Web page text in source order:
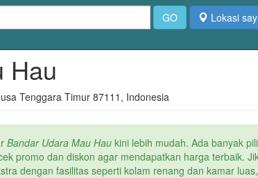
GO Lokasi
Hau
Tenggara Timur 87111, Indonesia
Bandar Udara Mau Hau kini lebih mudah. Ada banyak
promo dan diskon agar mendapatkan harga terbaik.
dengan fasilitas seperti kolam renang dan kamar